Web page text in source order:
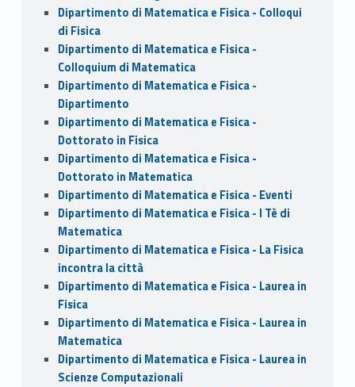
Dipartimento di Matematica e Fisica - Colloqui
di Fisica
Dipartimento di Matematica e Fisica -
Colloquium di Matematica
Dipartimento di Matematica e Fisica -
Dipartimento
Dipartimento di Matematica e Fisica -
Dottorato in Fisica
Dipartimento di Matematica e Fisica -
Dottorato in Matematica
Dipartimento di Matematica e Fisica - Eventi
Dipartimento di Matematica e Fisica - I Tè di
Matematica
Dipartimento di Matematica e Fisica - La Fisica
incontra la città
Dipartimento di Matematica e Fisica - Laurea in
Fisica
Dipartimento di Matematica e Fisica - Laurea in
Matematica
Dipartimento di Matematica e Fisica - Laurea in
Scienze Computazionali